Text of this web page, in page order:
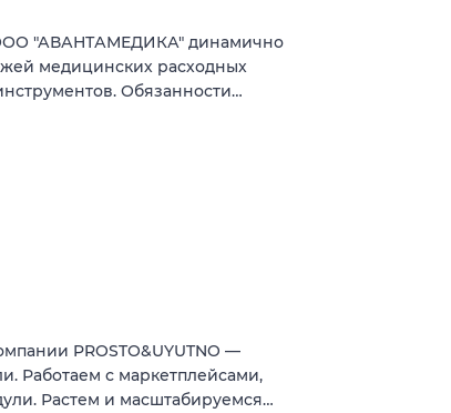
"АВАНТАМЕДИКА" динамично
медицинских расходных
Обязанности…
PROSTO&UYUTNO —
Работаем с маркетплейсами,
Растем и масштабируемся…